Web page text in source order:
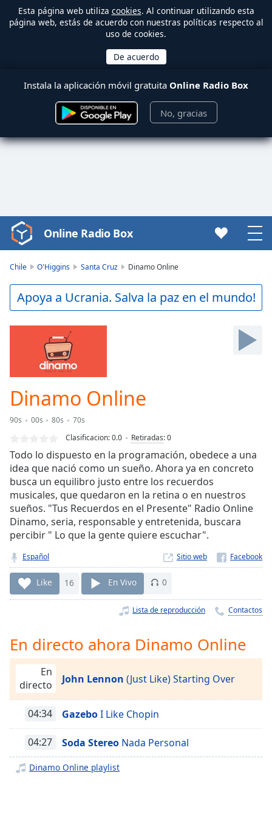
Esta página web utiliza cookies. Al continuar utilizando esta
página web, estás de acuerdo con nuestras políticas respecto al
uso de cookies.
Instala la aplicación móvil gratuita Online Radio Box
No, gracias
Video
Player
Play
Video
Mute
Current
Time
0:00
0.00%
Stream
TypeLIVE
Seek to
live,
currently
behind
liveLIVE
Time-
1x
Chapters
Chapters
Descriptions
descriptions
off,
selected
Subtitles
Online Radio Box
Chile O'Higgins Santa Cruz Dinamo Online
Apoya a Ucrania. Salva la paz en el mundo!
Dinamo Online
90s 00s 80s
70s
Clasificacion:0.0 Retiradas:0
Todo lo dispuesto en la programación, obedece a una
idea que nació como un sueño. Ahora ya en concreto
busca un equilibro justo entre los recuerdos
musicales, que quedaron en la retina o en nuestros
sueños. "Tus Recuerdos en el Presente" Radio Online
Dinamo, seria, responsable y entretenida, buscara
percibir " Lo que la gente quiere escuchar".
Español Sitio web
Like 16 En Vivo 0
Lista de reproducción Contactos
En directo ahora Dinamo Online
En
directo
John Lennon (Just Like) Starting Over
04:34 GazeboI Like Chopin
04:27 Soda Stereo Nada Personal
Dinamo Online playlist